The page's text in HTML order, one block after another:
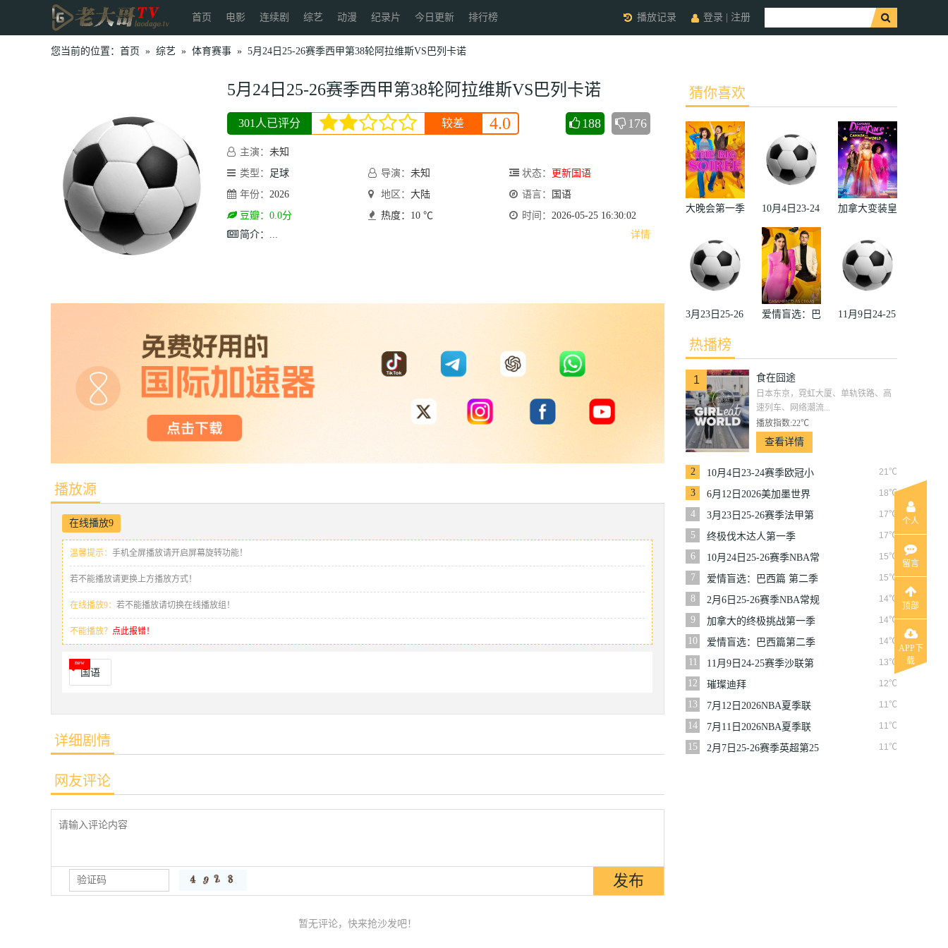
首页 电影 连续剧 综艺 动漫 纪录片 今日更新 排行榜 登录 注册
播放记录
您当前的位置： 首页 » 综艺 » 体育赛事 » 5月24日25-26赛季西甲第38轮阿拉维斯VS巴列卡诺
5月24日25-26赛季西甲第38轮阿拉维斯VS巴列卡诺
会员收藏
301人已评分 较差 4.0 188 176
主演： 未知
类型：
足球 导演： 未知 状态：
更新国语
年份： 2026 地区： 大陆 语言：
国语
豆瓣：0.0分
热度：10 ℃ 时间： 2026-05-25 16:30:02
简介：
详情
...
播放源
在线播放9
温馨提示： 手机全屏播放请开启屏幕旋转功能！
若不能播放请更换上方播放方式！
在线播放9： 若不能播放请切换在线播放组！
不能播放？ 点此报错！
国语
详细剧情
网友评论
暂无评论，快来抢沙发吧！
猜你喜欢
大晚会第一季
10月4日23-24
赛季欧冠小组
赛第2轮那不
勒斯VS皇家
马德里
加拿大变装皇
对阵世界
2022
3月23日25-26
赛季法甲第27
轮雷恩VS梅
斯
爱情盲选：巴
11月9日24-25
轮利雅得体育
利
热播榜
1 食在囧途
日本东京，霓虹大厦、单轨铁路、高
速列车、网络潮流...
播放指数:22℃
查看详情
2 21℃
10月4日23-24赛季欧冠小
组赛第2轮那不勒斯VS皇
家马德里
3 18℃
6月12日2026美加墨世界
杯小组赛韩国VS捷克
4 17℃
3月23日25-26赛季法甲第
27轮雷恩VS梅斯
5 17℃
终极伐木达人第一季
6
15℃
10月24日25-26赛季NBA常
规赛掘金VS勇士
7 15℃
爱情盲选：巴西篇 第二季
8
14℃
2月6日25-26赛季NBA常规
赛篮网VS魔术
9 14℃
加拿大的终极挑战第一季
10
14℃
爱情盲选：巴西篇第二季
11
13℃
11月9日24-25赛季沙联第
10轮利雅得体育VS利雅得
胜利
12 12℃
璀璨迪拜
13
11℃
7月12日2026NBA夏季联
赛尼克斯VS马刺
14 11℃
7月11日2026NBA夏季联
赛公牛VS灰熊
15 11℃
2月7日25-26赛季英超第25
个人
留言
顶部
APP下
载